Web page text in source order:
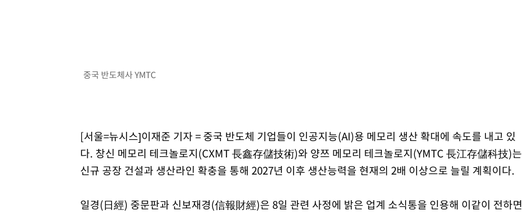
[속보] 노원서 40.1도 관측…서울, 2018년 이후 첫 40도
11시간 압수수색에 성접대 파문까지…'쑥대밭' 된 축구협회
[속보]규제합리화위원회 부위원장에 김태유 서울대 공대 교수…이병
[속보]국힘 윤리위, '돌려차기 발언' 진종오·서범수 징계 절차 개시
[속보]'채상병 순직 책임' 임성근, 항소심도 징역 3년
중국 반도체사 YMTC
[서울=뉴시스]이재준 기자 = 중국 반도체 기업들이 인공지능(AI)용 메모리 생산 확대에 속도를 내고 있
다. 창신 메모리 테크놀로지(CXMT 長鑫存儲技術)와 양쯔 메모리 테크놀로지(YMTC 長江存儲科技)는
신규 공장 건설과 생산라인 확충을 통해 2027년 이후 생산능력을 현재의 2배 이상으로 늘릴 계획이다.
일경(日經) 중문판과 신보재경(信報財經)은 8일 관련 사정에 밝은 업계 소식통을 인용해 이같이 전하면